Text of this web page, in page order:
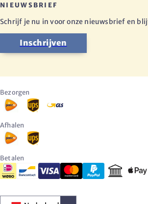
NIEUWSBRIEF
Schrijf je nu in voor onze nieuwsbrief en
Inschrijven
Bezorgen
Afhalen
Betalen